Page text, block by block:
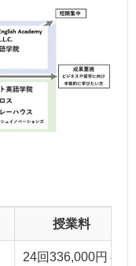
授業料
24回336,000円～